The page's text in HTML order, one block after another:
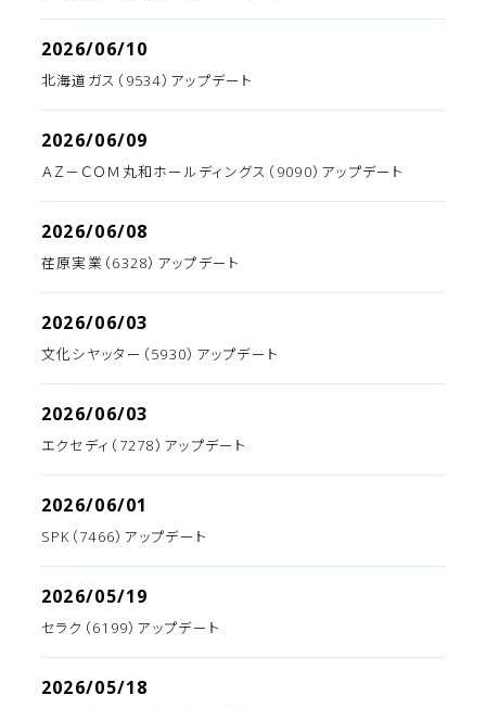
2026/06/10
北海道ガス（9534）アップデート
2026/06/09
ＡＺ－ＣＯＭ丸和ホールディングス（9090）アップデート
2026/06/08
荏原実業（6328）アップデート
2026/06/03
文化シヤッター（5930）アップデート
2026/06/03
エクセディ（7278）アップデート
2026/06/01
SPK（7466）アップデート
2026/05/19
セラク（6199）アップデート
2026/05/18